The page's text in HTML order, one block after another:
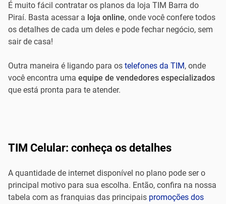
É muito fácil contratar os planos da loja TIM Barra do
Piraí. Basta acessar a loja online, onde você confere todos
os detalhes de cada um deles e pode fechar negócio, sem
sair de casa!
Outra maneira é ligando para os telefones da TIM, onde
você encontra uma equipe de vendedores especializados
que está pronta para te atender.
TIM Celular: conheça os detalhes
A quantidade de internet disponível no plano pode ser o
principal motivo para sua escolha. Então, confira na nossa
tabela com as franquias das principais promoções dos